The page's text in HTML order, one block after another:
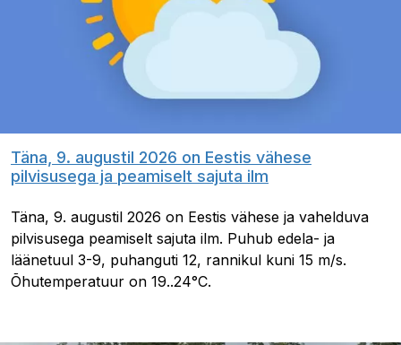
Täna, 9. augustil 2026 on Eestis vähese
pilvisusega ja peamiselt sajuta ilm
Täna, 9. augustil 2026 on Eestis vähese ja vahelduva
pilvisusega peamiselt sajuta ilm. Puhub edela- ja
läänetuul 3-9, puhanguti 12, rannikul kuni 15 m/s.
Õhutemperatuur on 19..24°C.